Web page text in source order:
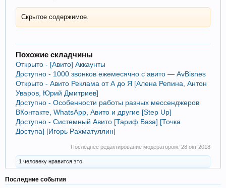
Скрытое содержимое.
Похожие складчины
Открыто - [Авито] Аккаунты
Доступно - 1000 звонков ежемесячно с авито — AvBisnes
Открыто - Авито Реклама от А до Я [Алена Репина, Антон
Уваров, Юрий Дмитриев]
Доступно - Особенности работы разных мессенджеров
ВКонтакте, WhatsApp, Авито и другие [Step Up]
Доступно - Системный Авито [Тариф База] [Точка
Доступа] [Игорь Рахматуллин]
Последнее редактирование модератором: 28 окт 2018
1 человеку нравится это.
Последние события